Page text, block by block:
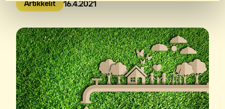
Artikkelit
Julkaistu: 16.4.2021